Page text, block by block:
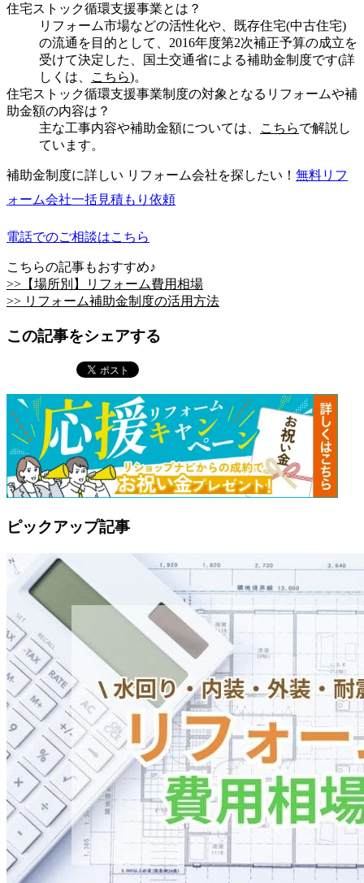
住宅ストック循環支援事業とは？
リフォーム市場などの活性化や、既存住宅(中古住宅)
の流通を目的として、2016年度第2次補正予算の成立を
受けて決定した、国土交通省による補助金制度です(詳
しくは、
こちら)。
住宅ストック循環支援事業制度の対象となるリフォームや補
助金額の内容は？
主な工事内容や補助金額については、
こちらで解説し
ています。
補助金制度に詳しい リフォーム会社を探したい！ 無料リフ
ォーム会社一括見積もり依頼
電話でのご相談はこちら
こちらの記事もおすすめ♪
>>【場所別】リフォーム費用相場
>> リフォーム補助金制度の活用方法
この記事をシェアする
ピックアップ記事